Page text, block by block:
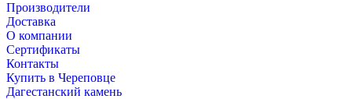
Производители
Доставка
О компании
Сертификаты
Контакты
Купить в Череповце
Дагестанский камень